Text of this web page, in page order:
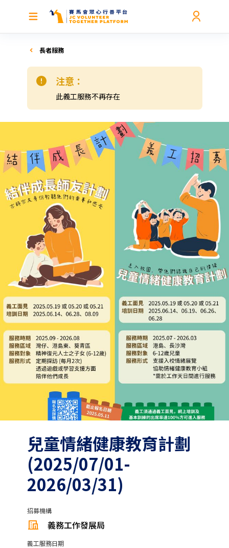
長者服務
注意：
此義工服務不再存在
兒童情緒健康教育計劃
(2025/07/01-
2026/03/31)
招募機構
義務工作發展局
義工服務日期